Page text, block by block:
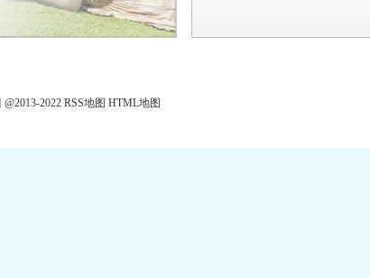
@2013-2022 RSS地图 HTML地图